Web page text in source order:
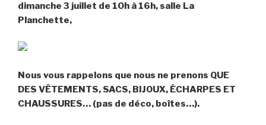
dimanche 3 juillet de 10h à 16h, salle La
Planchette,
Nous vous rappelons que nous ne prenons QUE
DES VÊTEMENTS, SACS, BIJOUX, ÉCHARPES ET
CHAUSSURES… (pas de déco, boîtes…).